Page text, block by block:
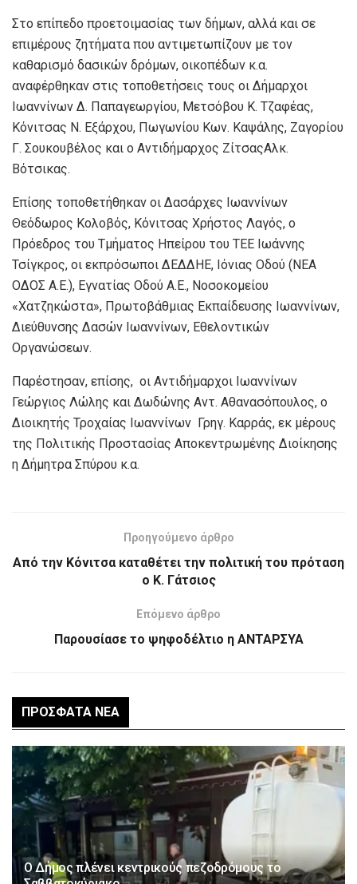
Στο επίπεδο προετοιμασίας των δήμων, αλλά και σε
επιμέρους ζητήματα που αντιμετωπίζουν με τον
καθαρισμό δασικών δρόμων, οικοπέδων κ.α.
αναφέρθηκαν στις τοποθετήσεις τους οι Δήμαρχοι
Ιωαννίνων Δ. Παπαγεωργίου, Μετσόβου Κ. Τζαφέας,
Κόνιτσας Ν. Εξάρχου, Πωγωνίου Κων. Καψάλης, Ζαγορίου
Γ. Σουκουβέλος και ο Αντιδήμαρχος ΖίτσαςΑλκ.
Βότσικας.
Επίσης τοποθετήθηκαν οι Δασάρχες Ιωαννίνων
Θεόδωρος Κολοβός, Κόνιτσας Χρήστος Λαγός, ο
Πρόεδρος του Τμήματος Ηπείρου του ΤΕΕ Ιωάννης
Τσίγκρος, οι εκπρόσωποι ΔΕΔΔΗΕ, Ιόνιας Οδού (ΝΕΑ
ΟΔΟΣ Α.Ε.), Εγνατίας Οδού Α.Ε., Νοσοκομείου
«Χατζηκώστα», Πρωτοβάθμιας Εκπαίδευσης Ιωαννίνων,
Διεύθυνσης Δασών Ιωαννίνων, Εθελοντικών
Οργανώσεων.
Παρέστησαν, επίσης, οι Αντιδήμαρχοι Ιωαννίνων
Γεώργιος Λώλης και Δωδώνης Αντ. Αθανασόπουλος, ο
Διοικητής Τροχαίας Ιωαννίνων Γρηγ. Καρράς, εκ μέρους
της Πολιτικής Προστασίας Αποκεντρωμένης Διοίκησης
η Δήμητρα Σπύρου κ.α.
Προηγούμενο άρθρο
Από την Κόνιτσα καταθέτει την πολιτική του πρόταση
ο Κ. Γάτσιος
Επόμενο άρθρο
Παρουσίασε το ψηφοδέλτιο η ΑΝΤΑΡΣΥΑ
ΠΡΌΣΦΑΤΑ ΝΈΑ
Ο Δήμος πλένει κεντρικούς πεζοδρόμους το